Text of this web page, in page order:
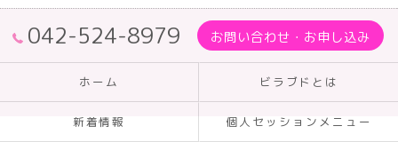
042-524-8979 お問い合わせ・お申し込み
ホーム ビラブドとは
新着情報 個人セッションメニュー